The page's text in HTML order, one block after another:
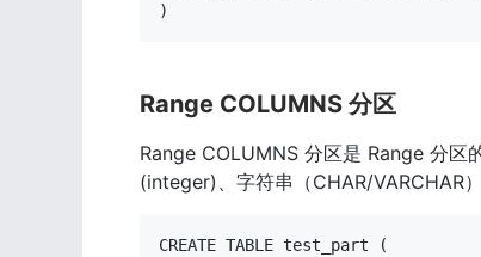
)
Range COLUMNS 分区
Range COLUMNS 分区是 Range 分区
(integer)、字符串（CHAR/VARCHAR
CREATE TABLE test_part (